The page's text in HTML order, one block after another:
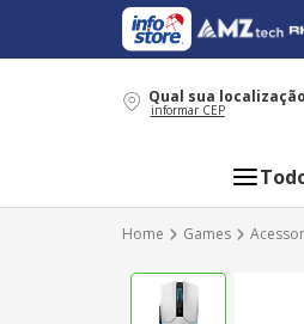
Qual sua
informar CEP
Games